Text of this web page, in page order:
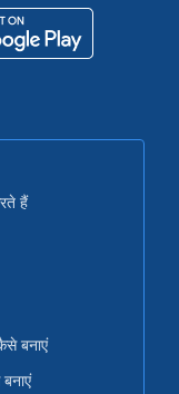
हैं
बनाएं